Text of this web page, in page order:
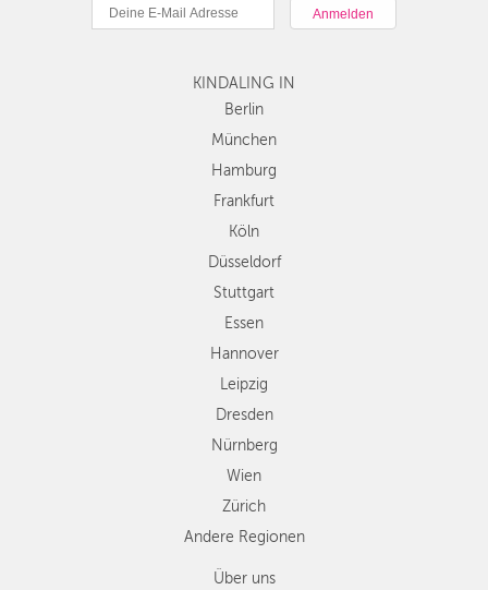
DÜSSELDORF
HANNOVER
DRESDEN
NÜRNBERG
ZÜRICH
Hamburg
Köln
Düsseldorf
Stuttgart
Essen
Dresden
Nürnberg
Wien
Zürich
Andere
Regionen
KINDALING IN
Berlin
München
Hamburg
Frankfurt
Köln
Düsseldorf
Stuttgart
Essen
Hannover
Leipzig
Dresden
Nürnberg
Wien
Zürich
Andere Regionen
Über uns